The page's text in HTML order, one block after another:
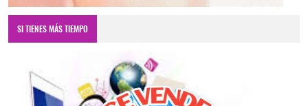
SI TIENES MÁS TIEMPO